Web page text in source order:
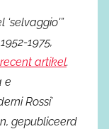
1975,
recent artikel.
e
Rossi’
gepubliceerd